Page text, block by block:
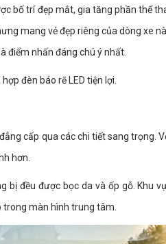
bố trí đẹp mắt, gia tăng phần thể
mang vẻ đẹp riêng của dòng xe
điểm nhấn đáng chú ý nhất.
đèn báo rẽ LED tiện lợi.
cấp qua các chi tiết sang trọng.
hơn.
bị đều được bọc da và ốp gỗ. Khu
trong màn hình trung tâm.